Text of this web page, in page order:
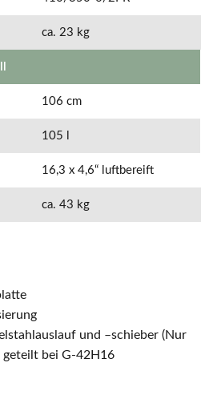
ca. 23 kg
106 cm
105 l
16,3 x 4,6“ luftbereift
ca. 43 kg
und –schieber (Nur
bei G-42H16